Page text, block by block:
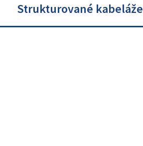
Strukturované kabeláže